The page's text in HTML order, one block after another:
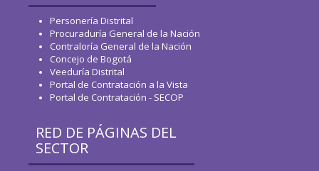
Personería Distrital
Procuraduría General de la Nación
Contraloría General de la Nación
Concejo de Bogotá
Veeduría Distrital
Portal de Contratación a la Vista
Portal de Contratación - SECOP
RED DE PÁGINAS DEL
SECTOR